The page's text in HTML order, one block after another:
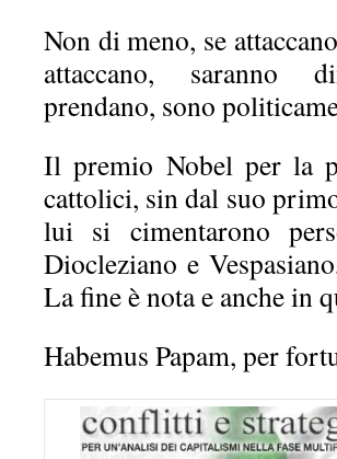
Non di meno, se
attaccano, saranno
prendano, sono
Il premio Nobel per la
cattolici, sin dal suo
lui si cimentarono
Diocleziano e
La fine è nota e anche in
Habemus Papam, per